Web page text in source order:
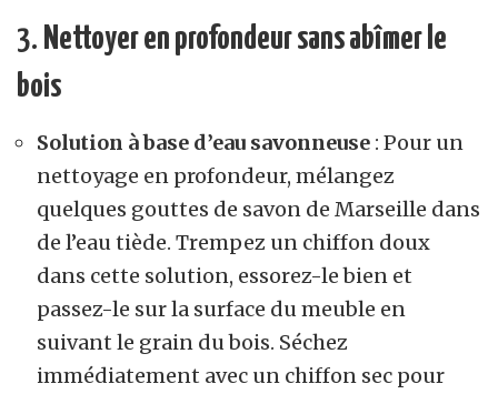
3. Nettoyer en profondeur sans abîmer le
bois
Solution à base d’eau savonneuse : Pour un
nettoyage en profondeur, mélangez
quelques gouttes de savon de Marseille dans
de l’eau tiède. Trempez un chiffon doux
dans cette solution, essorez-le bien et
passez-le sur la surface du meuble en
suivant le grain du bois. Séchez
immédiatement avec un chiffon sec pour